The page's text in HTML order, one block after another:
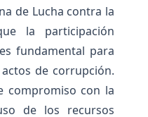
de Lucha contra la
la participación
fundamental para
de corrupción.
compromiso con la
de los recursos